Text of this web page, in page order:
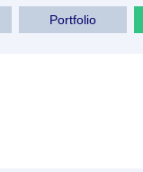
Portfolio